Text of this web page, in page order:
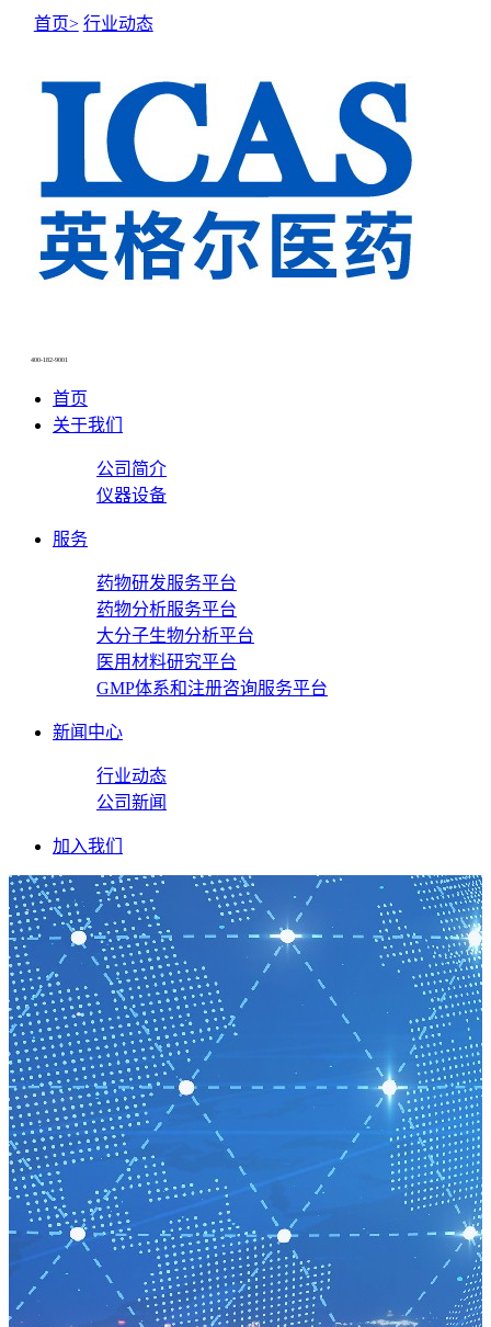
400-182-9001
首页
关于我们
公司简介
仪器设备
服务
药物研发服务平台
药物分析服务平台
大分子生物分析平台
医用材料研究平台
GMP体系和注册咨询服务平台
新闻中心
行业动态
公司新闻
加入我们
NEWS CENTER
首页> 行业动态